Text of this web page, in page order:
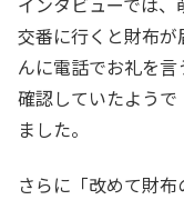
交番に行くと財布
んに電話でお礼を
確認していたよう
ました。
さらに「改めて財